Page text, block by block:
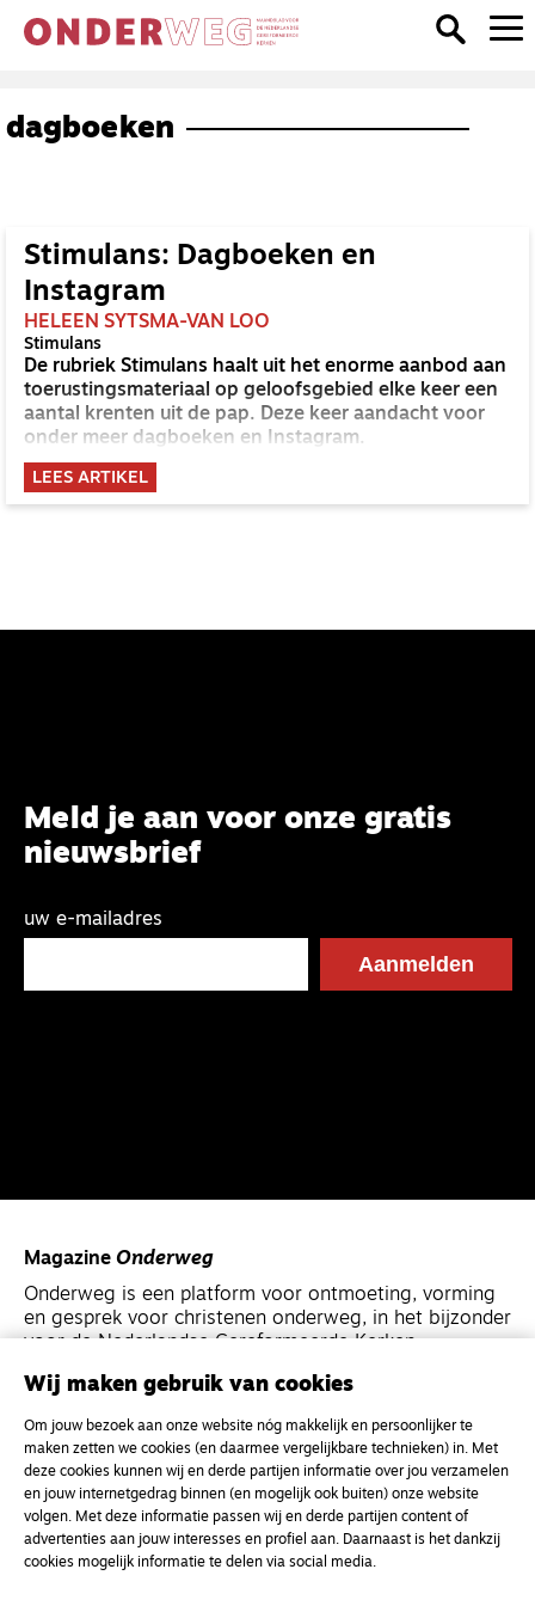
dagboeken
Stimulans: Dagboeken en
Instagram
HELEEN SYTSMA-VAN LOO
Stimulans
De rubriek Stimulans haalt uit het enorme aanbod aan
toerustingsmateriaal op geloofsgebied elke keer een
aantal krenten uit de pap. Deze keer aandacht voor
onder meer dagboeken en Instagram.
LEES ARTIKEL
Meld je aan voor onze gratis
nieuwsbrief
uw e-mailadres
Magazine Onderweg
Onderweg is een platform voor ontmoeting, vorming
en gesprek voor christenen onderweg, in het bijzonder
voor de Nederlandse Gereformeerde Kerken.
Kvk-nummer 33277063
NL46 INGB 0117 5827 86
info@onderwegonline.nl
Wij maken gebruik van cookies
Om jouw bezoek aan onze website nóg makkelijk en persoonlijker te
maken zetten we cookies (en daarmee vergelijkbare technieken) in. Met
deze cookies kunnen wij en derde partijen informatie over jou verzamelen
en jouw internetgedrag binnen (en mogelijk ook buiten) onze website
volgen. Met deze informatie passen wij en derde partijen content of
advertenties aan jouw interesses en profiel aan. Daarnaast is het dankzij
cookies mogelijk informatie te delen via social media.